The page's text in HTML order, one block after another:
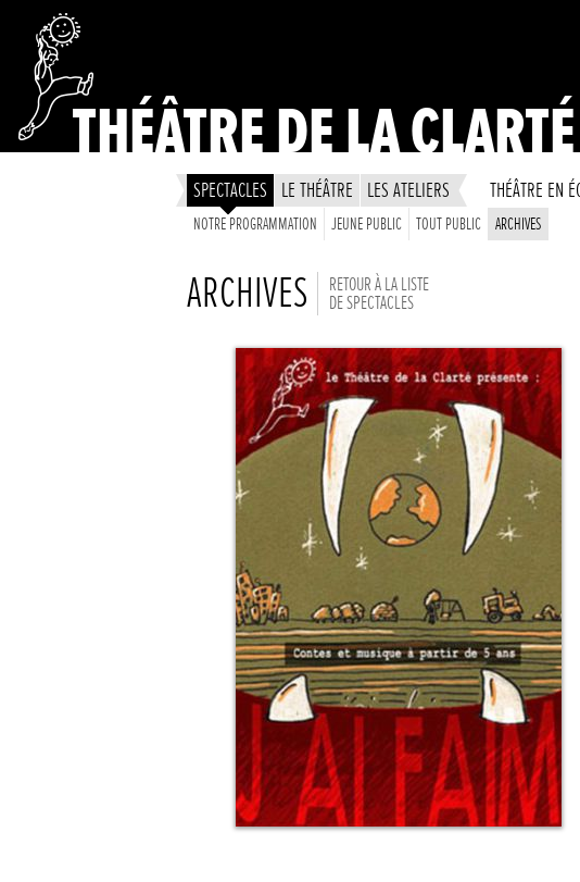
THÉÂTRE DE LA CLARTÉ
SPECTACLES
NOTRE PROGRAMMATION JEUNE PUBLIC TOUT PUBLIC ARCHIVES
LE THÉÂTRE LES ATELIERS THÉÂTRE EN
ARCHIVES RETOUR À LA LISTE
DE SPECTACLES